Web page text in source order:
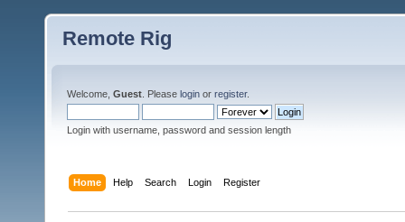
Remote Rig
Welcome, Guest . Please login or register.
Login with username, password and session length
Home Help Search Login Register